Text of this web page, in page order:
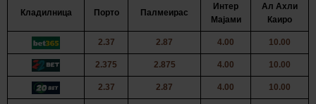
Кладилница Порто Палмеирас
Интер
Мајами
Ал Ахли
Каиро
2.37 2.87 4.00 10.00
2.375 2.875 4.00 10.00
2.37 2.87 4.00 10.00